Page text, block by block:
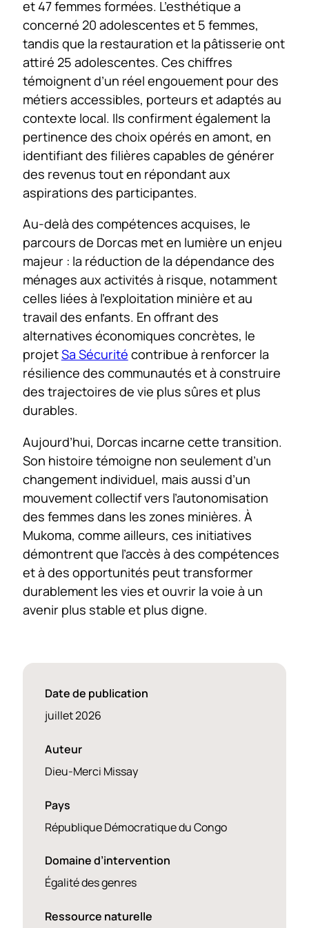
et 47 femmes formées. L’esthétique a
concerné 20 adolescentes et 5 femmes,
tandis que la restauration et la pâtisserie ont
attiré 25 adolescentes. Ces chiffres
témoignent d’un réel engouement pour des
métiers accessibles, porteurs et adaptés au
contexte local. Ils confirment également la
pertinence des choix opérés en amont, en
identifiant des filières capables de générer
des revenus tout en répondant aux
aspirations des participantes.
Au-delà des compétences acquises, le
parcours de Dorcas met en lumière un enjeu
majeur : la réduction de la dépendance des
ménages aux activités à risque, notamment
celles liées à l’exploitation minière et au
travail des enfants. En offrant des
alternatives économiques concrètes, le
projetSa Sécurité contribue à renforcer la
résilience des communautés et à construire
des trajectoires de vie plus sûres et plus
durables.
Aujourd’hui, Dorcas incarne cette transition.
Son histoire témoigne non seulement d’un
changement individuel, mais aussi d’un
mouvement collectif vers l’autonomisation
des femmes dans les zones minières. À
Mukoma, comme ailleurs, ces initiatives
démontrent que l’accès à des compétences
et à des opportunités peut transformer
durablement les vies et ouvrir la voie à un
avenir plus stable et plus digne.
Date de publication
juillet 2026
Auteur
Dieu-Merci Missay
Pays
République Démocratique du Congo
Domaine d’intervention
Égalité des genres
Ressource naturelle